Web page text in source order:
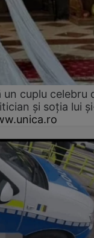
un cuplu celebru
și soția lui